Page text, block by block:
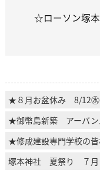
☆ローソン塚
★８月お盆休み 8/12㊌
★御幣島新築 アーバン
★修成建設専門学校の
塚本神社 夏祭り ７月